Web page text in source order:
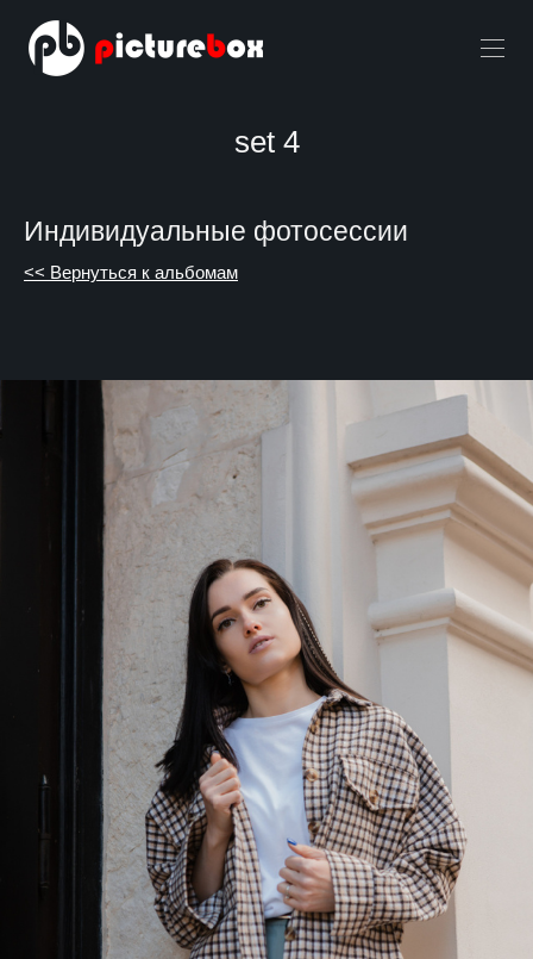
set 4
Индивидуальные фотосессии
<< Вернуться к альбомам